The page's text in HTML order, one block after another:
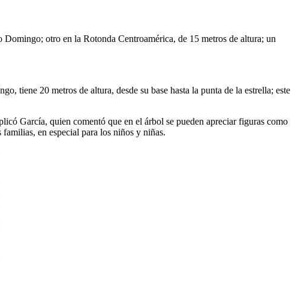
otro en la Rotonda Centroamérica, de 15 metros de altura; un
tiene 20 metros de altura, desde su base hasta la punta de la estrella; este
García, quien comentó que en el árbol se pueden apreciar figuras como
en especial para los niños y niñas.